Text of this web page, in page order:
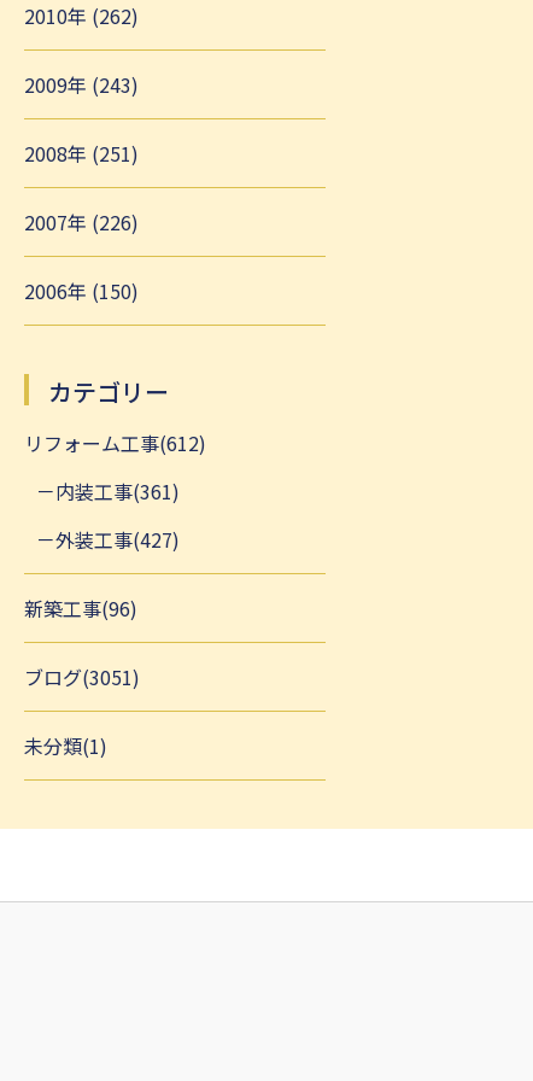
2010年 (262)
2009年 (243)
2008年 (251)
2007年 (226)
2006年 (150)
カテゴリー
リフォーム工事(612)
内装工事(361)
外装工事(427)
新築工事(96)
ブログ(3051)
未分類(1)